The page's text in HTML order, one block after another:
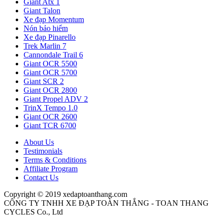
Giant Atx 1
Giant Talon
Xe đạp Momentum
Nón bảo hiểm
Xe đạp Pinarello
Trek Marlin 7
Cannondale Trail 6
Giant OCR 5500
Giant OCR 5700
Giant SCR 2
Giant OCR 2800
Giant Propel ADV 2
TrinX Tempo 1.0
Giant OCR 2600
Giant TCR 6700
About Us
Testimonials
Terms & Conditions
Affiliate Program
Contact Us
Copyright © 2019 xedaptoanthang.com
CÔNG TY TNHH XE ĐẠP TOÀN THẮNG - TOAN THANG
CYCLES Co., Ltd